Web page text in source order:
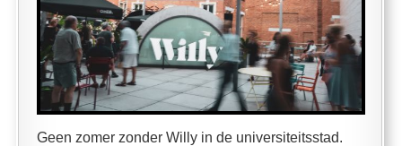
Geen zomer zonder Willy in de universiteitsstad.